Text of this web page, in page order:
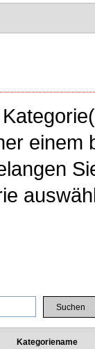
einem
Kategoriename